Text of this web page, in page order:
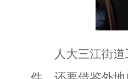
人大三江街道工